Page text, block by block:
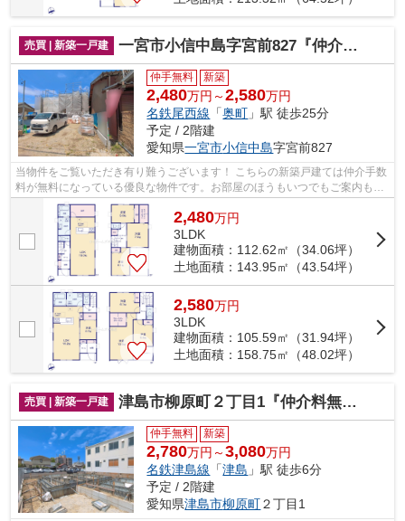
売買 | 新築一戸建 一宮市小信中島字宮前827『仲介料無料』新築戸建て
仲手無料 新築
2,480万円～2,580万円
名鉄尾西線 「奥町 」駅 徒歩25分
予定 / 2階建
愛知県一宮市小信中島字宮前827
当物件をご覧いただき有り難うございます！ こちらの新築戸建ては仲介手数
料が無料になっている優良な物件です。お部屋のほうもいつでもご案内もさ
せて頂きますのでお気軽にお問合せ下...
2,480万円
3LDK
建物面積：112.62㎡（34.06坪）
土地面積：143.95㎡（43.54坪）
2,580万円
3LDK
建物面積：105.59㎡（31.94坪）
土地面積：158.75㎡（48.02坪）
売買 | 新築一戸建 津島市柳原町２丁目1『仲介料無料』新築戸建て
仲手無料 新築
2,780万円～3,080万円
名鉄津島線 「津島 」駅 徒歩6分
予定 / 2階建
愛知県津島市柳原町２丁目1